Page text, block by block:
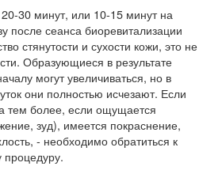
30 минут, или 10-15 минут на
после сеанса биоревитализации
стянутости и сухости кожи, это не
Образующиеся в результате
могут увеличиваться, но в
они полностью исчезают. Если
тем более, если ощущается
зуд), имеется покраснение,
- необходимо обратиться к